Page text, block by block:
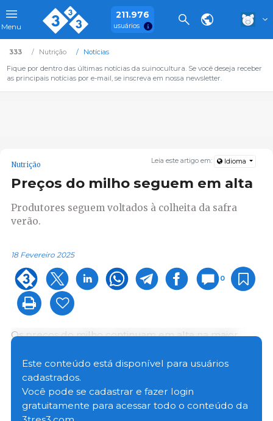
Menu
211.976
usuários
333 Nutrição
Notícias
Fique por dentro das últimas notícias da suinocultura. Se você deseja receber
as principais notícias por e-mail, se inscreva em nossa newsletter.
Leia este artigo em: Idioma
Nutrição
Preços do milho seguem em alta
Produtores seguem voltados à colheita da safra
verão.
18 Fevereiro 2025
0
Os preços do milho continuam em alta na maior
Levantamentos do Centro de Pesquisas mostram
que produtores seguem voltados à colheita da safra
verão. Muitos estão preocupados com a semeadura
da segunda safra, que pode ocorrer fora da janela
Este conteúdo está disponível para usuários
cadastrados.
Você pode se cadastrar e fazer login
gratuitamente para acessar todo o conteúdo da